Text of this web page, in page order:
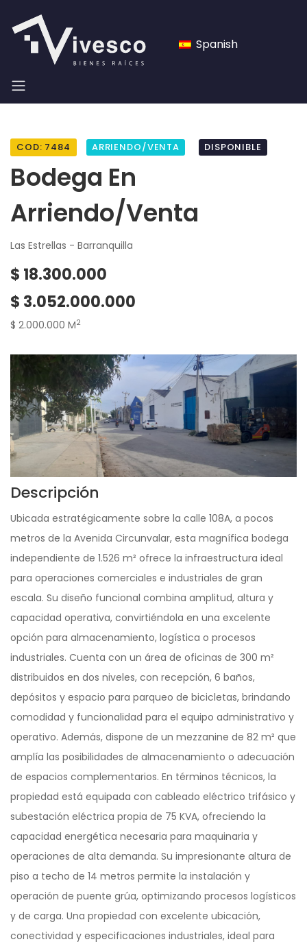
Spanish
COD: 7484 ARRIENDO/VENTA DISPONIBLE
Bodega En
Arriendo/venta
Las Estrellas - Barranquilla
$ 18.300.000
$ 3.052.000.000
$ 2.000.000 M2
Descripción
Ubicada estratégicamente sobre la calle 108A, a pocos
metros de la Avenida Circunvalar, esta magnífica bodega
independiente de 1.526 m² ofrece la infraestructura ideal
para operaciones comerciales e industriales de gran
escala. Su diseño funcional combina amplitud, altura y
capacidad operativa, convirtiéndola en una excelente
opción para almacenamiento, logística o procesos
industriales. Cuenta con un área de oficinas de 300 m²
distribuidos en dos niveles, con recepción, 6 baños,
depósitos y espacio para parqueo de bicicletas, brindando
comodidad y funcionalidad para el equipo administrativo y
operativo. Además, dispone de un mezzanine de 82 m² que
amplía las posibilidades de almacenamiento o adecuación
de espacios complementarios. En términos técnicos, la
propiedad está equipada con cableado eléctrico trifásico y
subestación eléctrica propia de 75 KVA, ofreciendo la
capacidad energética necesaria para maquinaria y
operaciones de alta demanda. Su impresionante altura de
piso a techo de 14 metros permite la instalación y
operación de puente grúa, optimizando procesos logísticos
y de carga. Una propiedad con excelente ubicación,
conectividad y especificaciones industriales, ideal para